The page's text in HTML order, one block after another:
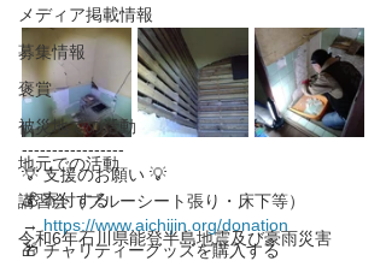
メディア掲載情報
募集情報
褒賞
被災地での活動
地元での活動
講習会（ブルーシート張り・床下等）
令和6年石川県能登半島地震及び豪雨災害
-----------------
💡 支援のお願い 💡
💰 寄付する
→ https://www.aichijin.org/donation
🎁 チャリティーグッズを購入する